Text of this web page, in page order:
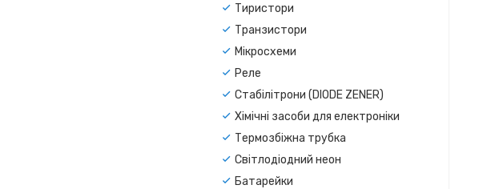
Тиристори
Транзистори
Мікросхеми
Реле
Стабілітрони (DIODE ZENER)
Хімічні засоби для електроніки
Термозбіжна трубка
Світлодіодний неон
Батарейки